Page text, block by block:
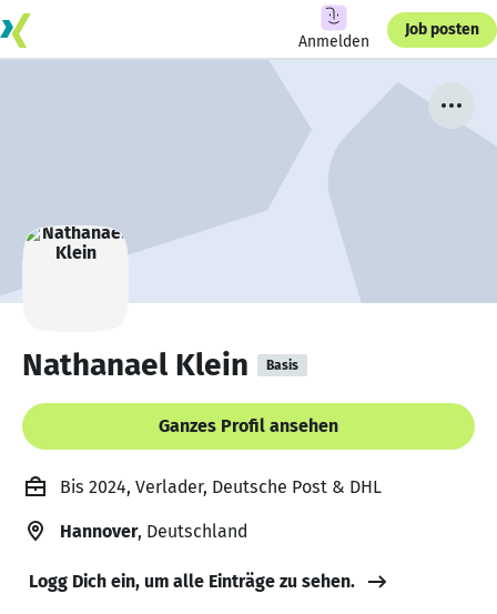
Anmelden
Job posten
Nathanael Klein Basis
Ganzes Profil ansehen
Bis 2024, Verlader, Deutsche Post & DHL
Hannover, Deutschland
Logg Dich ein, um alle Einträge zu sehen.